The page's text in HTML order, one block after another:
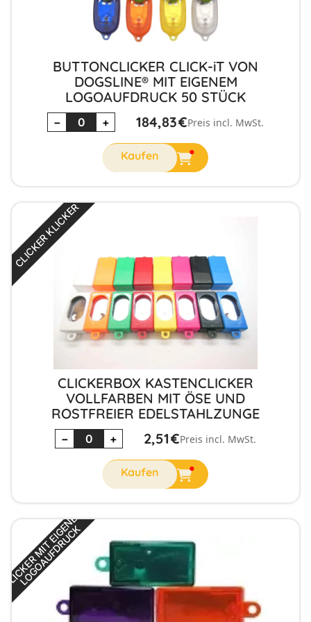
BUTTONCLICKER CLICK-iT VON
DOGSLINE® MIT EIGENEM
LOGOAUFDRUCK 50 STÜCK
− + 184,83€Preis incl. MwSt.
CLICKERBOX KASTENCLICKER
VOLLFARBEN MIT ÖSE UND
ROSTFREIER EDELSTAHLZUNGE
− + 2,51€Preis incl. MwSt.
CLICKER KLICKER
C
L
I
C
K
E
R
M
I
T
E
I
G
E
N
E
M
L
O
G
O
A
U
F
D
R
U
C
K